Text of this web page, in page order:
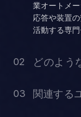
業オートメ
応答や装置
活動する専門
02 どのよう
衰、剛性、
03 関連する